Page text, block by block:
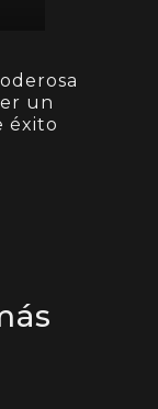
un
éxito